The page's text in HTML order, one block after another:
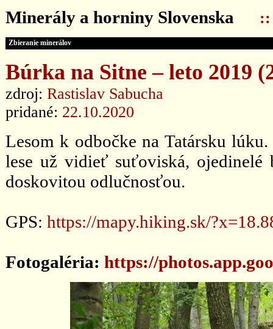
Minerály a horniny Slovenska ::
Zbieranie minerálov
Búrka na Sitne – leto 2019
zdroj: Rastislav Sabucha
pridané: 22.10.2020
Lesom k odbočke na Tatársku
lese už vidieť suťoviská, ojedinelé
doskovitou odlučnosťou.
GPS: https://mapy.hiking.sk/
Fotogaléria: https://